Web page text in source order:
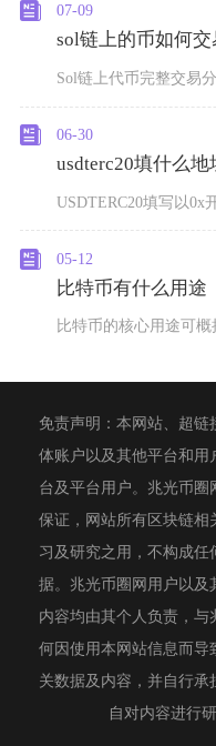
07-09
sol链上的币如何交
06-30
usdterc20填什么地
05-12
比特币有什么用途
免责声明：本网站、超
体账户以及其他平台和
台及平台用户。兆光币
保证，网站所有区块链
习及研究之用，不构成
据。兆光币圈网用户以
内容均由其个人负责，
何因使用本网站信息而导
关数据及内容，并自行
自对内容进行